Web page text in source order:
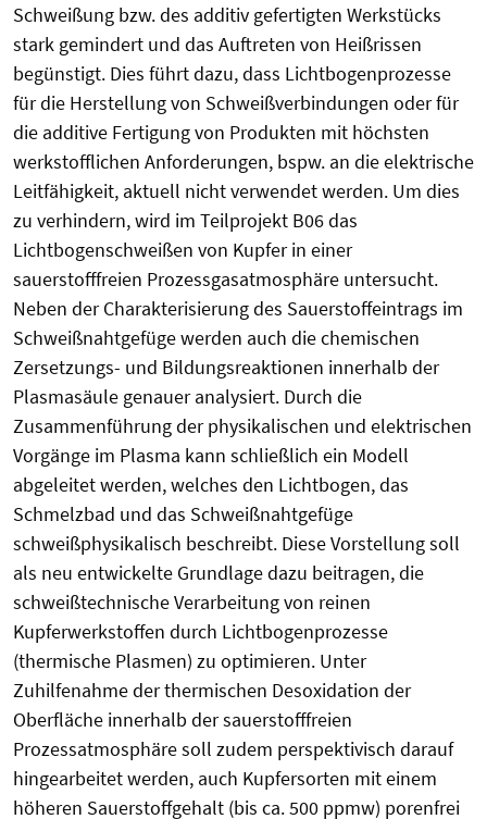
Schweißung bzw. des additiv gefertigten Werkstücks
stark gemindert und das Auftreten von Heißrissen
begünstigt. Dies führt dazu, dass Lichtbogenprozesse
für die Herstellung von Schweißverbindungen oder für
die additive Fertigung von Produkten mit höchsten
werkstofflichen Anforderungen, bspw. an die elektrische
Leitfähigkeit, aktuell nicht verwendet werden. Um dies
zu verhindern, wird im Teilprojekt B06 das
Lichtbogenschweißen von Kupfer in einer
sauerstofffreien Prozessgasatmosphäre untersucht.
Neben der Charakterisierung des Sauerstoffeintrags im
Schweißnahtgefüge werden auch die chemischen
Zersetzungs- und Bildungsreaktionen innerhalb der
Plasmasäule genauer analysiert. Durch die
Zusammenführung der physikalischen und elektrischen
Vorgänge im Plasma kann schließlich ein Modell
abgeleitet werden, welches den Lichtbogen, das
Schmelzbad und das Schweißnahtgefüge
schweißphysikalisch beschreibt. Diese Vorstellung soll
als neu entwickelte Grundlage dazu beitragen, die
schweißtechnische Verarbeitung von reinen
Kupferwerkstoffen durch Lichtbogenprozesse
(thermische Plasmen) zu optimieren. Unter
Zuhilfenahme der thermischen Desoxidation der
Oberfläche innerhalb der sauerstofffreien
Prozessatmosphäre soll zudem perspektivisch darauf
hingearbeitet werden, auch Kupfersorten mit einem
höheren Sauerstoffgehalt (bis ca. 500 ppmw) porenfrei